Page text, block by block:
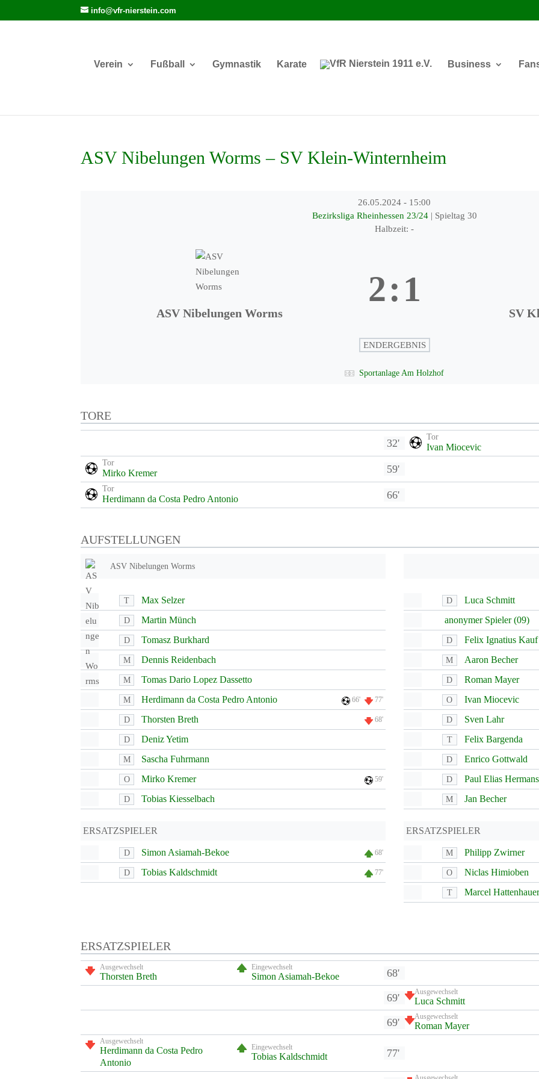
info@vfr-nierstein.com
Verein Fußball Gymnastik Karate Business
ASV Nibelungen Worms – SV Klein-Winternheim
26.05.2024 - 15:00
Bezirksliga Rheinhessen 23/24 | Spieltag 30
Halbzeit: -
ASV Nibelungen Worms
2:1
SV
ENDERGEBNIS
Sportanlage Am Holzhof
TORE
32'
Tor
Ivan Miocevic
Tor
Mirko Kremer 59'
Tor
Herdimann da Costa Pedro Antonio 66'
AUFSTELLUNGEN
ASV Nibelungen Worms
T Max Selzer
D Martin Münch
D Tomasz Burkhard
M Dennis Reidenbach
M Tomas Dario Lopez Dassetto
M Herdimann da Costa Pedro Antonio 66' 77'
D Thorsten Breth 68'
D Deniz Yetim
M Sascha Fuhrmann
O Mirko Kremer 59'
D Tobias Kiesselbach
ERSATZSPIELER
D Simon Asiamah-Bekoe 68'
D Tobias Kaldschmidt 77'
D Luca Schmitt
anonymer Spieler (09)
D Felix Ignatius Kauf
M Aaron Becher
D Roman Mayer
O Ivan Miocevic
D Sven Lahr
T Felix Bargenda
D Enrico Gottwald
D Paul Elias Hermans
M Jan Becher
ERSATZSPIELER
M Philipp Zwirner
O Niclas Himioben
T Marcel Hattenhauer
ERSATZSPIELER
Ausgewechselt
Thorsten Breth
Eingewechselt
Simon Asiamah-Bekoe 68'
69' Ausgewechselt
Luca Schmitt
69' Ausgewechselt
Roman Mayer
Ausgewechselt
Herdimann da Costa Pedro
Antonio
Eingewechselt
Tobias Kaldschmidt 77'